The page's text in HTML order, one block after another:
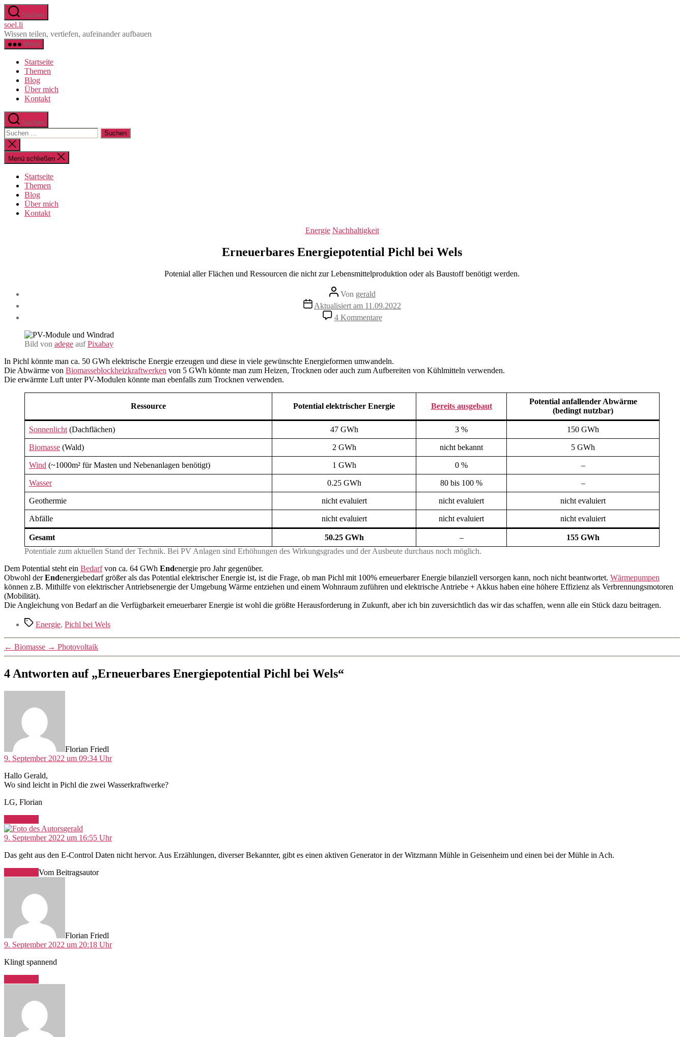
Direkt
zum
Inhalt
wechseln
Suchen
soel.li
Wissen teilen, vertiefen, aufeinander aufbauen
Menü
Startseite
Themen
Blog
Über mich
Kontakt
Suchen
Suche
nach:
Suche
schließen
Menü schließen
Startseite
Themen
Blog
Über mich
Kontakt
Kategorien
Energie Nachhaltigkeit
Erneuerbares Energiepotential Pichl bei Wels
Potenial aller Flächen und Ressourcen die nicht zur Lebensmittelproduktion oder als Baustoff benötigt werden.
Beitragsautor
Von gerald
Beitragsdatum
Aktualisiert am 11.09.2022
4 Kommentarezu
Erneuerbares
Wels
Bild von adege aufPixabay
In Pichl könnte man ca. 50 GWh elektrische Energie erzeugen und diese in viele gewünschte Energieformen umwandeln.
Die Abwärme von Biomasseblockheizkraftwerken von 5 GWh könnte man zum Heizen, Trocknen oder auch zum Aufbereiten von Kühlmitteln verwenden.
Die erwärmte Luft unter PV-Modulen könnte man ebenfalls zum Trocknen verwenden.
Ressource Potential elektrischer Energie Bereits ausgebaut
Potential anfallender Abwärme
(bedingt nutzbar)
Sonnenlicht (Dachflächen) 47 GWh 3 % 150 GWh
Biomasse (Wald) 2 GWh nicht bekannt 5 GWh
Wind (~1000m² für Masten und Nebenanlagen benötigt) 1 GWh 0 % –
Wasser 0.25 GWh 80 bis 100 % –
Geothermie nicht evaluiert nicht evaluiert nicht evaluiert
Abfälle nicht evaluiert nicht evaluiert nicht evaluiert
Gesamt 50.25 GWh –
155 GWh
Potentiale zum aktuellen Stand der Technik. Bei PV Anlagen sind Erhöhungen des Wirkungsgrades und der Ausbeute durchaus noch möglich.
Dem Potential steht ein Bedarfvon ca. 64 GWh Endenergie pro Jahr gegenüber.
Obwohl derEndenergiebedarf größer als das Potential elektrischer Energie ist, ist die Frage, ob man Pichl mit 100% erneuerbarer Energie bilanziell versorgen kann, noch nicht beantwortet. Wärmepumpen
können z.B. Mithilfe von elektrischer Antriebsenergie der Umgebung Wärme entziehen und einem Wohnraum zuführen und elektrische Antriebe + Akkus haben eine höhere Effizienz als Verbrennungsmotoren
(Mobilität).
Die Angleichung von Bedarf an die Verfügbarkeit erneuerbarer Energie ist wohl die größte Herausforderung in Zukunft, aber ich bin zuversichtlich das wir das schaffen, wenn alle ein Stück dazu beitragen.
Schlagwörter
Energie, Pichl bei Wels
← Biomasse → Photovoltaik
4 Antworten auf „Erneuerbares Energiepotential Pichl bei Wels“
Florian Friedl
9. September 2022 um 09:34 Uhr
Hallo Gerald,
Wo sind leicht in Pichl die zwei Wasserkraftwerke?
LG, Florian
gerald
9. September 2022 um 16:55 Uhr
Das geht aus den E-Control Daten nicht hervor. Aus Erzählungen, diverser Bekannter, gibt es einen aktiven Generator in der Witzmann Mühle in Geisenheim und einen bei der Mühle in Ach.
Vom Beitragsautor
Florian Friedl
9. September 2022 um 20:18 Uhr
Klingt spannend